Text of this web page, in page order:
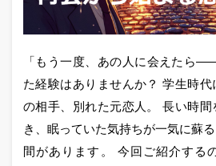
「もう一度、あの人に会えたら
た経験はありませんか？ 学生時
の相手、別れた元恋人。 長い時間
き、眠っていた気持ちが一気に蘇
間があります。 今回ご紹介する